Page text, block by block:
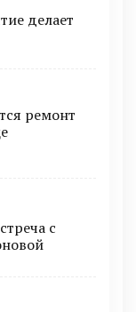
делает
ремонт
с